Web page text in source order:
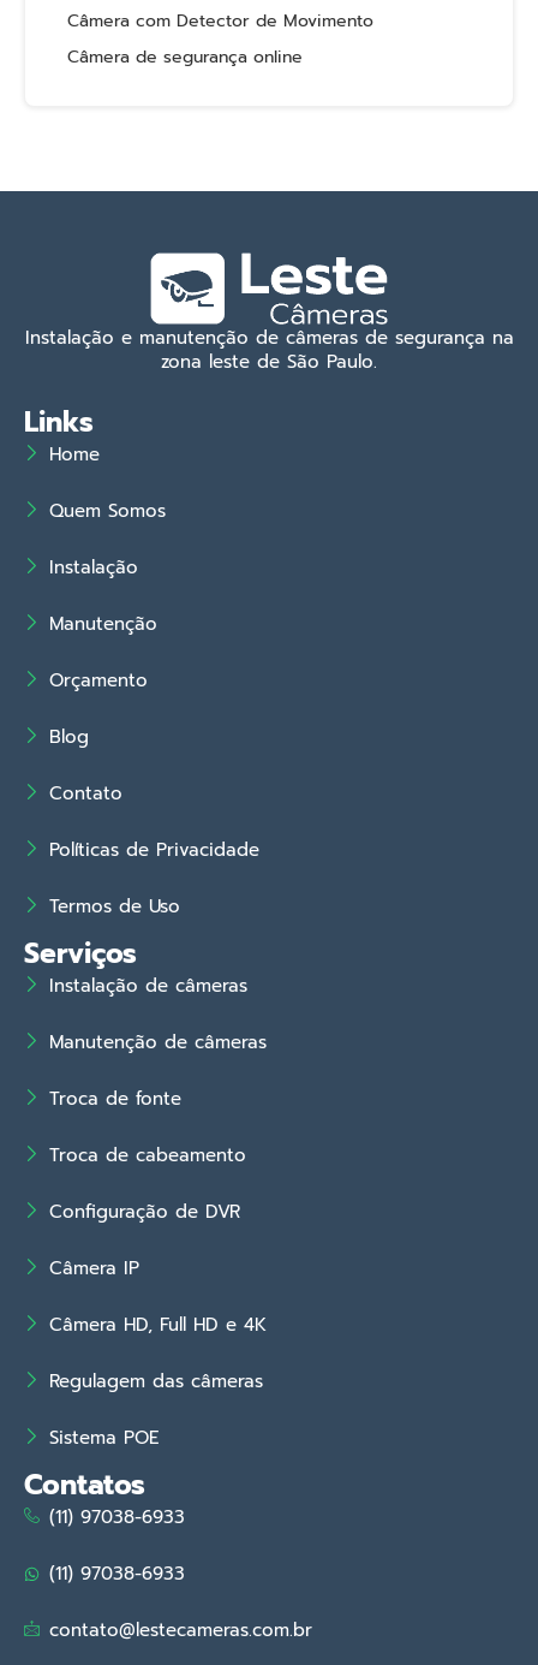
Câmera com Detector de Movimento
Câmera de segurança online
Instalação e manutenção de câmeras de segurança na
zona leste de São Paulo.
Links
Home
Quem Somos
Instalação
Manutenção
Orçamento
Blog
Contato
Políticas de Privacidade
Termos de Uso
Serviços
Instalação de câmeras
Manutenção de câmeras
Troca de fonte
Troca de cabeamento
Configuração de DVR
Câmera IP
Câmera HD, Full HD e 4K
Regulagem das câmeras
Sistema POE
Contatos
(11) 97038-6933
(11) 97038-6933
contato@lestecameras.com.br